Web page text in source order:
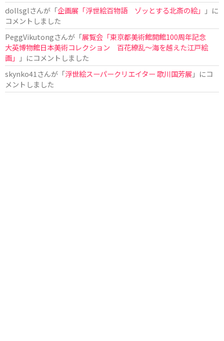
dollsglさんが「企画展「浮世絵百物語 ゾッとする北斎の絵」
」に
コメントしました
PeggVikutongさんが「展覧会「東京都美術館開館100周年記念
大英博物館日本美術コレクション 百花繚乱〜海を越えた江戸絵
画」
」にコメントしました
skynko41 さんが「浮世絵スーパークリエイター 歌川国芳展 」にコ
メントしました